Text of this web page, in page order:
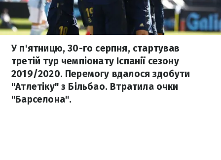
У п'ятницю, 30-го серпня, стартував
третій тур чемпіонату Іспанії сезону
2019/2020. Перемогу вдалося здобути
"Атлетіку" з Більбао. Втратила очки
"Барселона".